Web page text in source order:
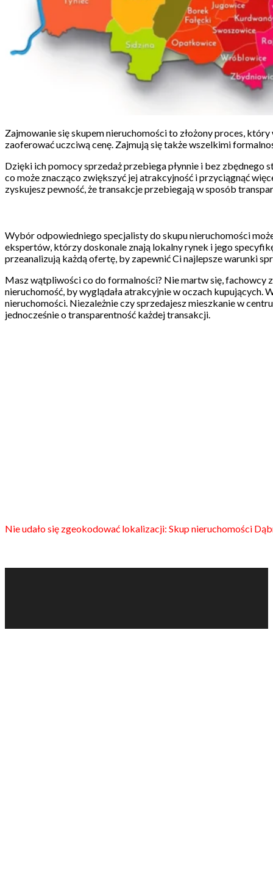
Zajmowanie się skupem nieruchomości to złożony proces,
zaoferować uczciwą cenę. Zajmują się także wszelkimi
Dzięki ich pomocy sprzedaż przebiega płynnie i bez zbędnego
co może znacząco zwiększyć jej atrakcyjność i przyciągnąć
zyskujesz pewność, że transakcje przebiegają w sposób
Wybór odpowiedniego specjalisty do skupu nieruchomości
ekspertów, którzy doskonale znają lokalny rynek i jego
przeanalizują każdą ofertę, by zapewnić Ci najlepsze warunki
Masz wątpliwości co do formalności? Nie martw się, fachowcy
nieruchomość, by wyglądała atrakcyjnie w oczach kupujących.
nieruchomości. Niezależnie czy sprzedajesz mieszkanie w
jednocześnie o transparentność każdej transakcji.
Nie udało się zgeokodować lokalizacji: Skup nieruchomości